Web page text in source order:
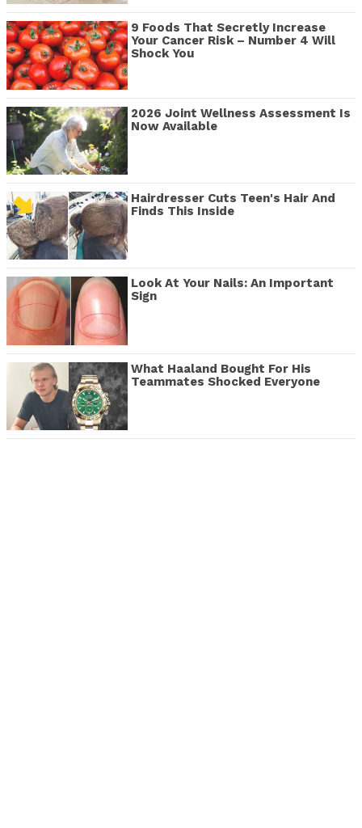
9 Foods That Secretly Increase
Your Cancer Risk – Number 4 Will
Shock You
2026 Joint Wellness Assessment Is
Now Available
Hairdresser Cuts Teen's Hair And
Finds This Inside
Look At Your Nails: An Important
Sign
What Haaland Bought For His
Teammates Shocked Everyone